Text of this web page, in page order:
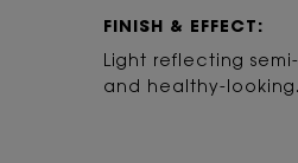
FINISH & EFFECT:
Light reflecting
and healthy-